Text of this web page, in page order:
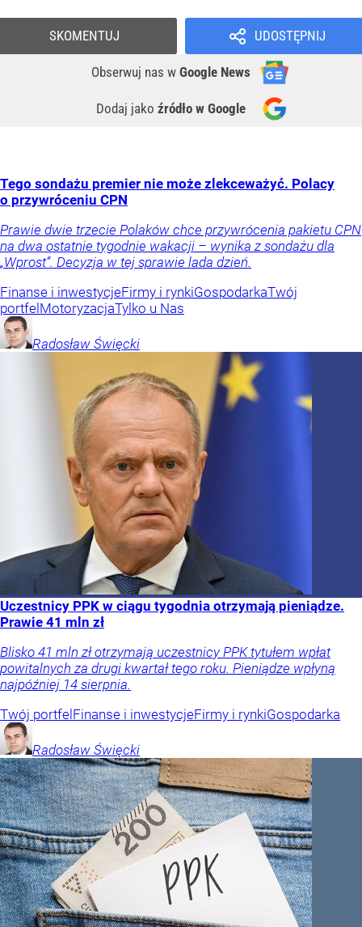
UDOSTĘPNIJ
Obserwuj nas w Google News
Dodaj jako źródło w Google
SKOMENTUJ
Tego sondażu premier nie może zlekceważyć. Polacy
o przywróceniu CPN
Prawie dwie trzecie Polaków chce przywrócenia pakietu CPN
na dwa ostatnie tygodnie wakacji – wynika z sondażu dla
„Wprost”. Decyzja w tej sprawie lada dzień.
Finanse i inwestycjeFirmy i rynkiGospodarkaTwój
portfel MotoryzacjaTylko u Nas
Radosław Święcki
Uczestnicy PPK w ciągu tygodnia otrzymają pieniądze.
Prawie 41 mln zł
Blisko 41 mln zł otrzymają uczestnicy PPK tytułem wpłat
powitalnych za drugi kwartał tego roku. Pieniądze wpłyną
najpóźniej 14 sierpnia.
Twój portfel Finanse i inwestycjeFirmy i rynkiGospodarka
Radosław Święcki